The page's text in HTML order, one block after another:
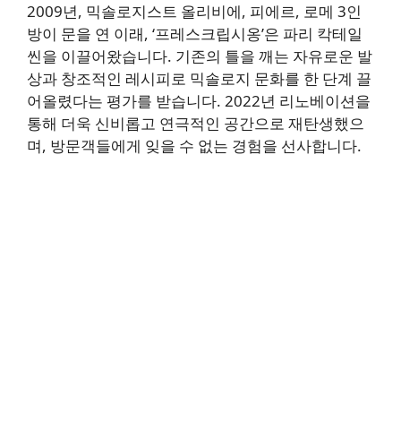
2009년, 믹솔로지스트 올리비에, 피에르, 로메 3인
방이 문을 연 이래, ‘프레스크립시옹’은 파리 칵테일
씬을 이끌어왔습니다. 기존의 틀을 깨는 자유로운 발
상과 창조적인 레시피로 믹솔로지 문화를 한 단계 끌
어올렸다는 평가를 받습니다. 2022년 리노베이션을
통해 더욱 신비롭고 연극적인 공간으로 재탄생했으
며, 방문객들에게 잊을 수 없는 경험을 선사합니다.